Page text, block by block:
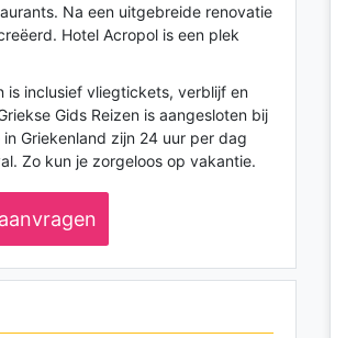
Na een uitgebreide renovatie
Hotel Acropol is een plek
is inclusief vliegtickets, verblijf en
Gids Reizen is aangesloten bij
Griekenland zijn 24 uur per dag
Zo kun je zorgeloos op vakantie.